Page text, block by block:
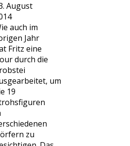
August
auch im
Jahr
Fritz eine
durch die
um
19
zu